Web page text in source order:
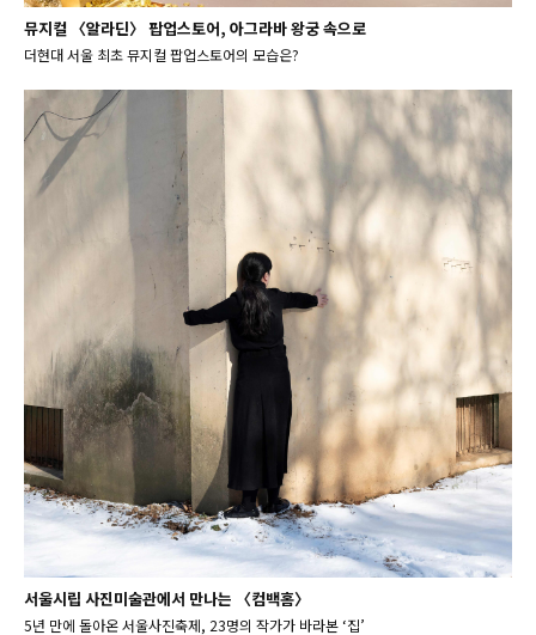
뮤지컬 〈알라딘〉 팝업스토어, 아그라바 왕궁 속으로
더현대 서울 최초 뮤지컬 팝업스토어의 모습은?
서울시립 사진미술관에서 만나는 〈컴백홈〉
5년 만에 돌아온 서울사진축제, 23명의 작가가 바라본 ‘집’